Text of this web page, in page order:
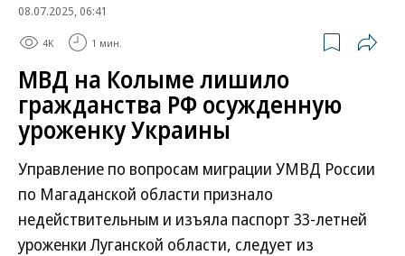
08.07.2025, 06:41
4K 1 мин.
МВД на Колыме лишило
гражданства РФ осужденную
уроженку Украины
Управление по вопросам миграции УМВД России
по Магаданской области признало
недействительным и изъяла паспорт 33-летней
уроженки Луганской области, следует из